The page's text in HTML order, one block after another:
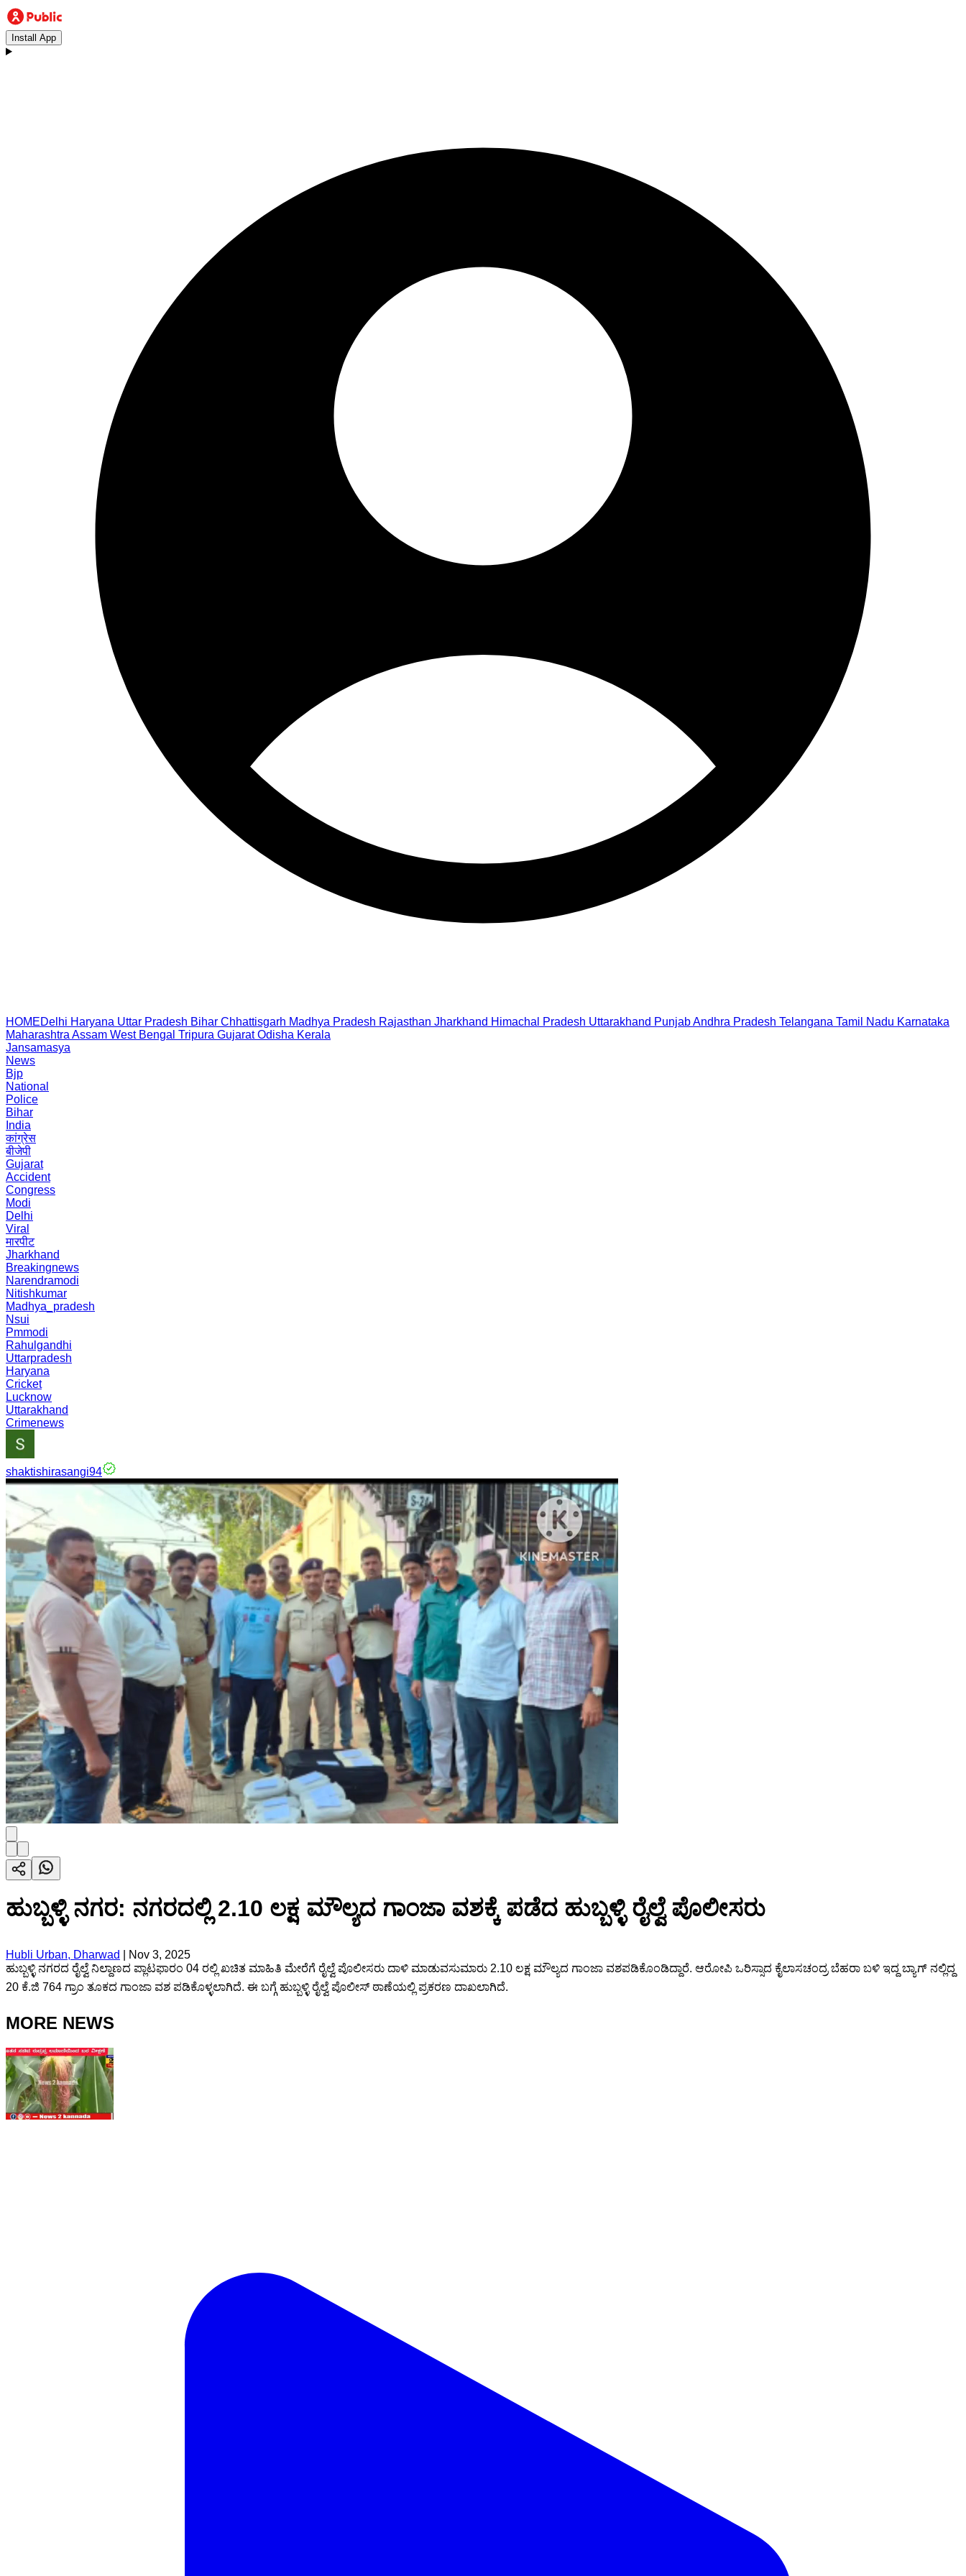
Install App
HOMEDelhi Haryana Uttar Pradesh Bihar Chhattisgarh Madhya Pradesh Rajasthan Jharkhand Himachal Pradesh Uttarakhand PunjabAndhra Pradesh Telangana Tamil Nadu Karnataka
Maharashtra Assam West Bengal Tripura Gujarat Odisha Kerala
Jansamasya
News
Bjp
National
Police
Bihar
India
कांग्रेस
बीजेपी
Gujarat
Accident
Congress
Modi
Delhi
Viral
मारपीट
Jharkhand
Breakingnews
Narendramodi
Nitishkumar
Madhya_pradesh
Nsui
Pmmodi
Rahulgandhi
Uttarpradesh
Haryana
Cricket
Lucknow
Uttarakhand
Crimenews
shaktishirasangi94
ಹುಬ್ಬಳ್ಳಿ ನಗರ: ನಗರದಲ್ಲಿ 2.10 ಲಕ್ಷ ಮೌಲ್ಯದ ಗಾಂಜಾ ವಶಕ್ಕೆ ಪಡೆದ ಹುಬ್ಬಳ್ಳಿ ರೈಲ್ವೆ ಪೊಲೀಸರು
Hubli Urban, Dharwad
Nov 3, 2025
ಹುಬ್ಬಳ್ಳಿ ನಗರದ ರೈಲ್ವೆ ನಿಲ್ದಾಣದ ಪ್ಲಾಟಫಾರಂ 04 ರಲ್ಲಿ ಖಚಿತ ಮಾಹಿತಿ ಮೇರೆಗೆ ರೈಲ್ವೆ ಪೊಲೀಸರು ದಾಳಿ ಮಾಡುವಸುಮಾರು 2.10 ಲಕ್ಷ ಮೌಲ್ಯದ ಗಾಂಜಾ ವಶಪಡಿಕೊಂಡಿದ್ದಾರೆ. ಆರೋಪಿ ಒರಿಸ್ಸಾದ ಕೈಲಾಸಚಂದ್ರ ಬೆಹರಾ ಬಳಿ ಇದ್ದ ಬ್ಯಾಗ್ ನಲ್ಲಿದ್ದ
20 ಕೆ.ಜಿ 764 ಗ್ರಾಂ ತೂಕದ ಗಾಂಜಾ ವಶ ಪಡಿಕೊಳ್ಳಲಾಗಿದೆ. ಈ ಬಗ್ಗೆ ಹುಬ್ಬಳ್ಳಿ ರೈಲ್ವೆ ಪೊಲೀಸ್ ಠಾಣೆಯಲ್ಲಿ ಪ್ರಕರಣ ದಾಖಲಾಗಿದೆ.
MORE NEWS